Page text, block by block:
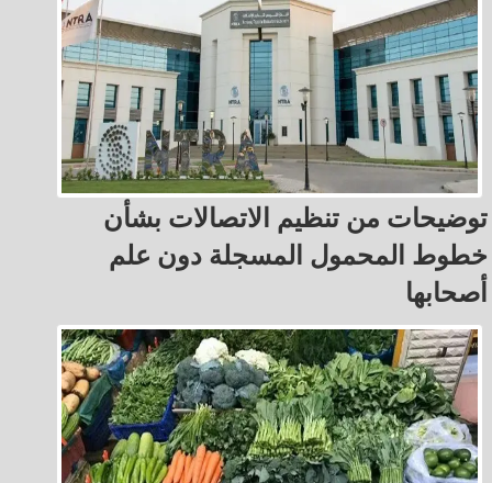
توضيحات من تنظيم الاتصالات بشأن
خطوط المحمول المسجلة دون علم
أصحابها